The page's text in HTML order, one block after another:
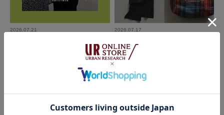
2026.07.21
接客日本一の倉谷侑里が教える「こ
2026.07.17
ない特別感